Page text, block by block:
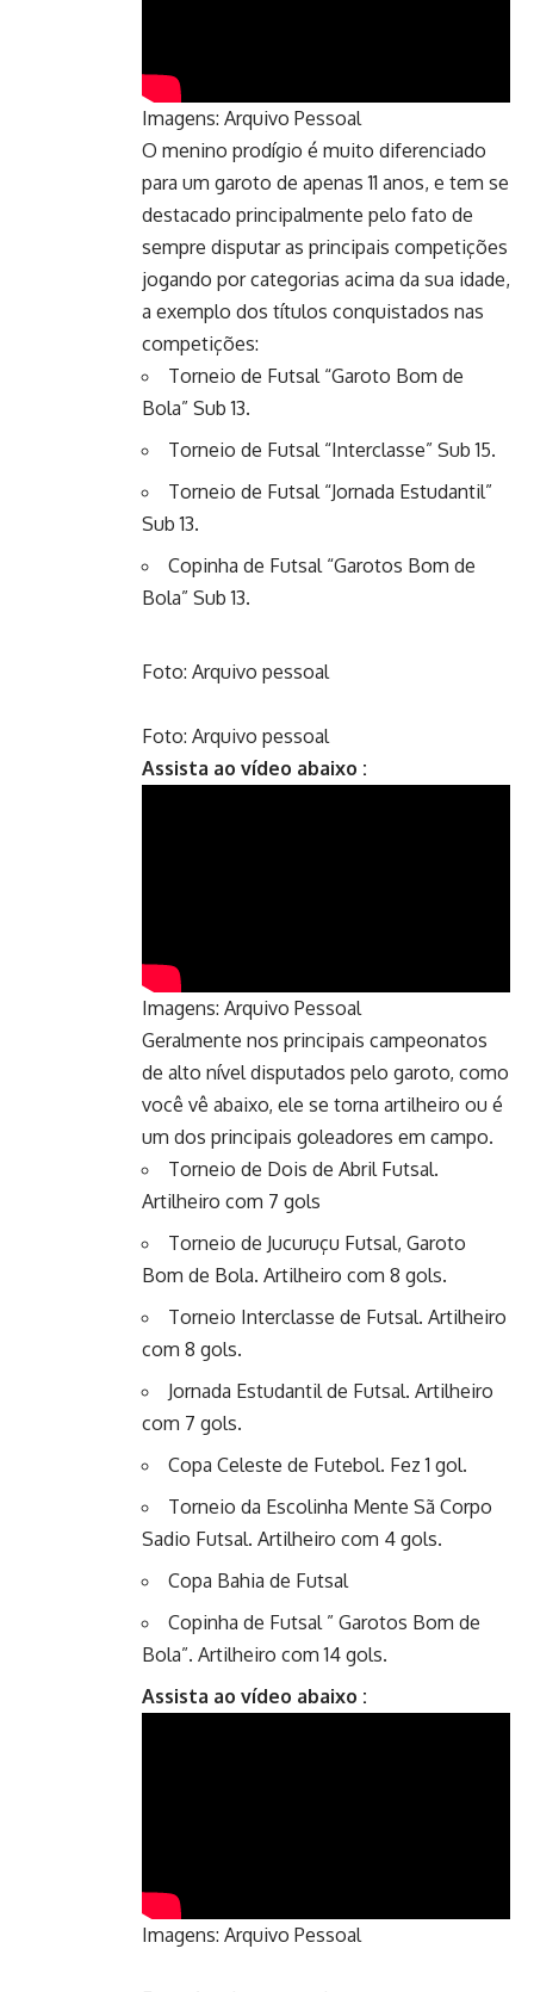
Imagens: Arquivo Pessoal
O menino prodígio é muito diferenciado
para um garoto de apenas 11 anos, e tem se
destacado principalmente pelo fato de
sempre disputar as principais competições
jogando por categorias acima da sua idade,
a exemplo dos títulos conquistados nas
competições:
Torneio de Futsal “Garoto Bom de
Bola” Sub 13.
Torneio de Futsal “Interclasse” Sub 15.
Torneio de Futsal “Jornada Estudantil”
Sub 13.
Copinha de Futsal “Garotos Bom de
Bola” Sub 13.
Foto: Arquivo pessoal
Foto: Arquivo pessoal
Assista ao vídeo abaixo :
Imagens: Arquivo Pessoal
Geralmente nos principais campeonatos
de alto nível disputados pelo garoto, como
você vê abaixo, ele se torna artilheiro ou é
um dos principais goleadores em campo.
Torneio de Dois de Abril Futsal.
Artilheiro com 7 gols
Torneio de Jucuruçu Futsal, Garoto
Bom de Bola. Artilheiro com 8 gols.
Torneio Interclasse de Futsal. Artilheiro
com 8 gols.
Jornada Estudantil de Futsal. Artilheiro
com 7 gols.
Copa Celeste de Futebol. Fez 1 gol.
Torneio da Escolinha Mente Sã Corpo
Sadio Futsal. Artilheiro com 4 gols.
Copa Bahia de Futsal
Copinha de Futsal ” Garotos Bom de
Bola”. Artilheiro com 14 gols.
Assista ao vídeo abaixo :
Imagens: Arquivo Pessoal